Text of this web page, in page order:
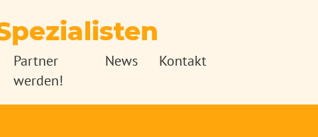
Partner
werden!
News Kontakt